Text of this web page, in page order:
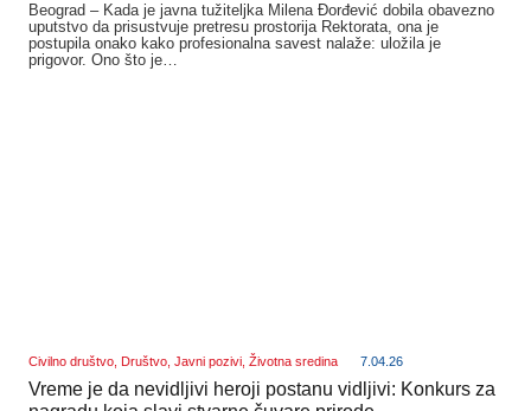
Beograd – Kada je javna tužiteljka Milena Đorđević dobila obavezno
uputstvo da prisustvuje pretresu prostorija Rektorata, ona je
postupila onako kako profesionalna savest nalaže: uložila je
prigovor. Ono što je…
Civilno društvo, Društvo, Javni pozivi, Životna sredina 7.04.26
Vreme je da nevidljivi heroji postanu vidljivi: Konkurs za